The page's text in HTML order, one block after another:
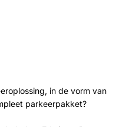
in de vorm van
parkeerpakket?